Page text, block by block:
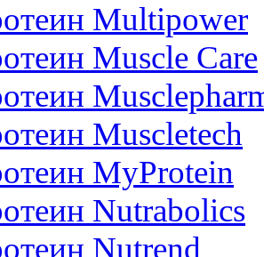
Multipower
Muscle Care
Muscletech
MyProtein
Nutrabolics
Nutrend